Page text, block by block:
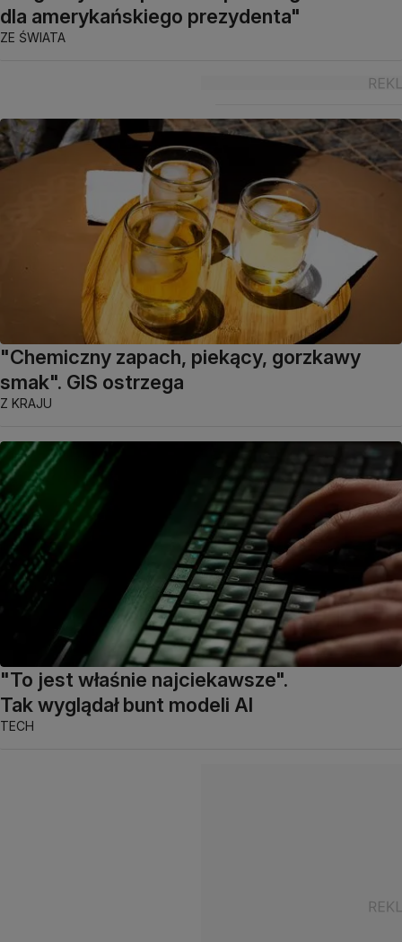
dla amerykańskiego prezydenta"
ZE ŚWIATA
"Chemiczny zapach, piekący, gorzkawy
smak". GIS ostrzega
Z KRAJU
"To jest właśnie najciekawsze".
Tak wyglądał bunt modeli AI
TECH